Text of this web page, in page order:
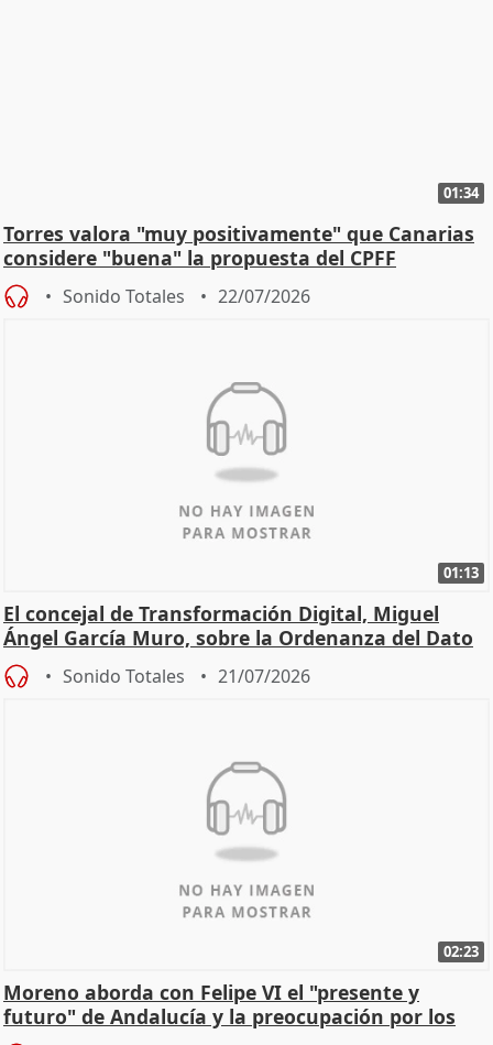
01:34
Torres valora "muy positivamente" que Canarias
considere "buena" la propuesta del CPFF
Sonido Totales 22/07/2026
01:13
El concejal de Transformación Digital, Miguel
Ángel García Muro, sobre la Ordenanza del Dato
Sonido Totales 21/07/2026
02:23
Moreno aborda con Felipe VI el "presente y
futuro" de Andalucía y la preocupación por los